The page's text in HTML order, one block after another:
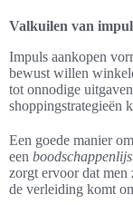
Valkuilen van
Impuls aankopen
bewust willen
tot onnodige
shoppingstrategieën
Een goede manier
een
zorgt ervoor dat men
de verleiding komt